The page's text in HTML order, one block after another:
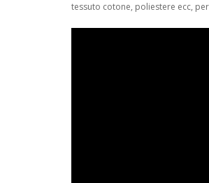
tessuto cotone, poliestere ecc,